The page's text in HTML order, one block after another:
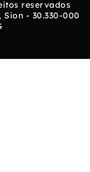
reservados
- 30.330-000